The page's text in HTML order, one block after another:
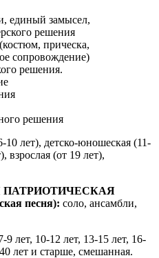
единый замысел,
решения
прическа,
сопровождение)
решения.
решения
10 лет), детско-юношеская (11-
взрослая (от 19 лет),
ПАТРИОТИЧЕСКАЯ
песня): соло, ансамбли,
лет, 10-12 лет, 13-15 лет, 16-
лет и старше, смешанная.